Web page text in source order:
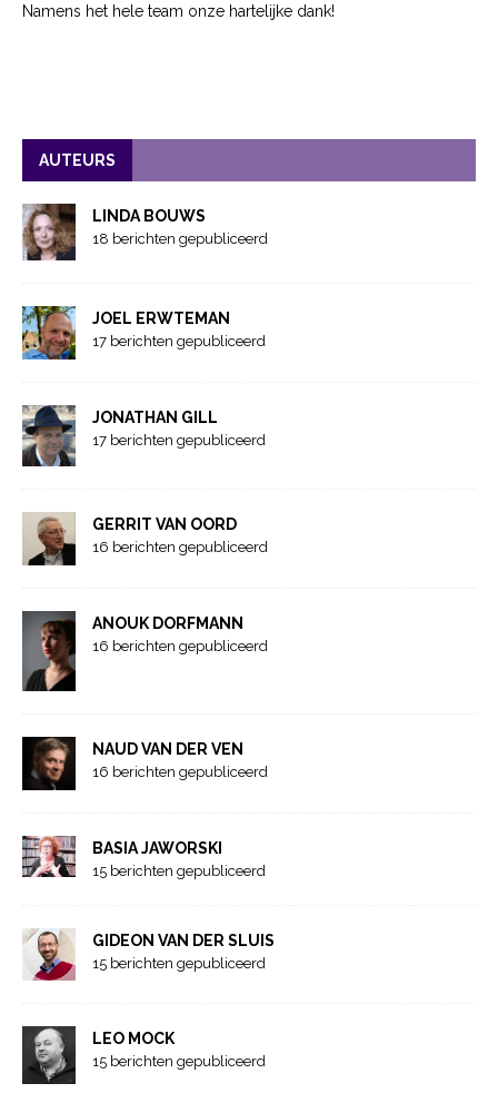
Namens het hele team onze hartelijke dank!
AUTEURS
LINDA BOUWS
18 berichten gepubliceerd
JOEL ERWTEMAN
17 berichten gepubliceerd
JONATHAN GILL
17 berichten gepubliceerd
GERRIT VAN OORD
16 berichten gepubliceerd
ANOUK DORFMANN
16 berichten gepubliceerd
NAUD VAN DER VEN
16 berichten gepubliceerd
BASIA JAWORSKI
15 berichten gepubliceerd
GIDEON VAN DER SLUIS
15 berichten gepubliceerd
LEO MOCK
15 berichten gepubliceerd